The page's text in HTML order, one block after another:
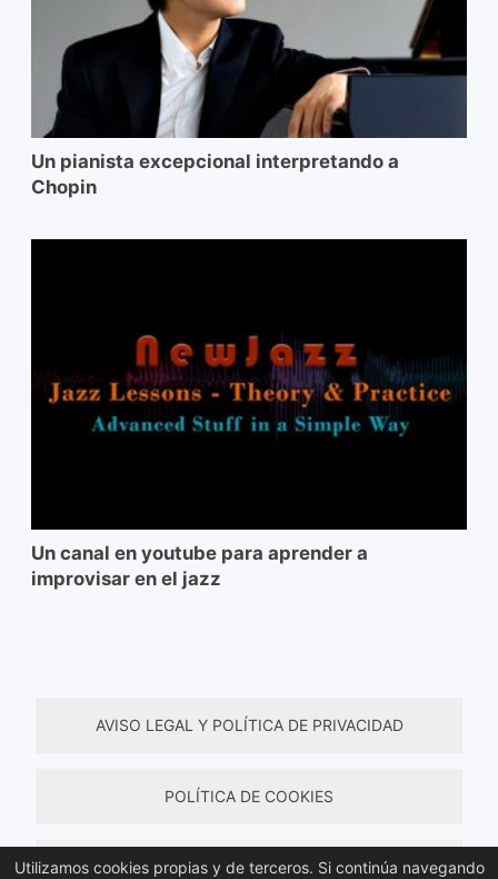
Un pianista excepcional interpretando a
Chopin
Un canal en youtube para aprender a
improvisar en el jazz
Utilizamos cookies propias y de terceros. Si continúa navegando
AVISO LEGAL Y POLÍTICA DE PRIVACIDAD
POLÍTICA DE COOKIES
TÉRMINOS Y CONDICIONES DE COMPRA